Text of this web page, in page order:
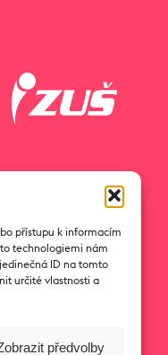
přístupu k informacím
technologiemi nám
ID na tomto
určité vlastnosti a
předvolby